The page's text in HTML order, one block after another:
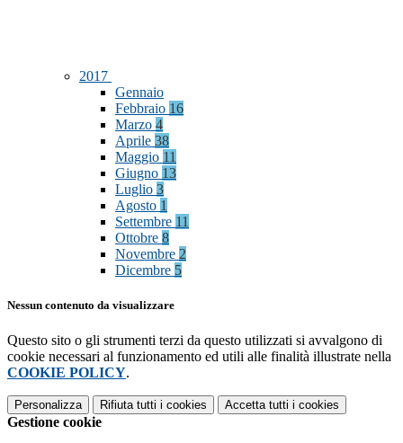
2017
Gennaio
Febbraio 16
Marzo 4
Aprile 38
Maggio 11
Giugno 13
Luglio 3
Agosto 1
Settembre 11
Ottobre 8
Novembre 2
Dicembre 5
Nessun contenuto da visualizzare
Questo sito o gli strumenti terzi da questo utilizzati si avvalgono di
cookie necessari al funzionamento ed utili alle finalità illustrate nella
COOKIE POLICY.
Personalizza Rifiuta tutti i cookies Accetta tutti i cookies
Gestione cookie